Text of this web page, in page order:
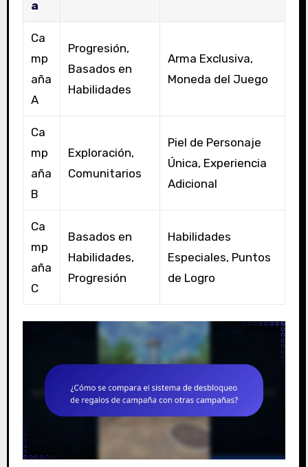
a
Ca
mp
aña
A
Progresión,
Basados en
Habilidades
Arma Exclusiva,
Moneda del Juego
Ca
mp
aña
B
Exploración,
Comunitarios
Piel de Personaje
Única, Experiencia
Adicional
Ca
mp
aña
C
Basados en
Habilidades,
Progresión
Habilidades
Especiales, Puntos
de Logro